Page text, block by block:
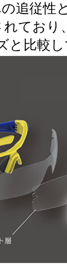
追従性
ており
と比較